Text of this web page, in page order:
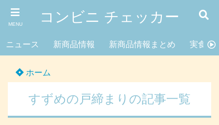
MENU コンビニ チェッカー
ニュース 新商品情報 新商品情報まとめ 実食レ
ホーム
すずめの戸締まりの記事一覧